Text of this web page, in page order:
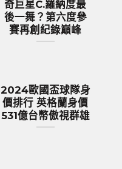
奇巨星C.羅納度最
後一舞？第六度參
賽再創紀錄巔峰
2024歐國盃球隊身
價排行 英格蘭身價
531億台幣傲視群雄